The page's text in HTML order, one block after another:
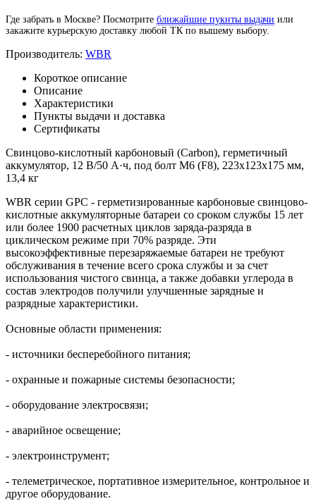
Где забрать в Москве? Посмотрите ближайшие пукнты выдачи или
закажите курьерскую доставку любой ТК по вышему выбору.
Производитель: WBR
Короткое описание
Описание
Характеристики
Пункты выдачи и доставка
Сертификаты
Свинцово-кислотный карбоновый (Carbon), герметичный
аккумулятор, 12 В/50 А·ч, под болт М6 (F8), 223х123х175 мм,
13,4 кг
WBR серии GPC - герметизированные карбоновые свинцово-
кислотные аккумуляторные батареи со сроком службы 15 лет
или более 1900 расчетных циклов заряда-разряда в
циклическом режиме при 70% разряде. Эти
высокоэффективные перезаряжаемые батареи не требуют
обслуживания в течение всего срока службы и за счет
использования чистого свинца, а также добавки углерода в
состав электродов получили улучшенные зарядные и
разрядные характеристики.
Основные области применения:
- источники бесперебойного питания;
- охранные и пожарные системы безопасности;
- оборудование электросвязи;
- аварийное освещение;
- электроинструмент;
- телеметрическое, портативное измерительное, контрольное и
другое оборудование.